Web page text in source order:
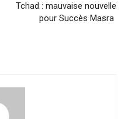
Tchad : mauvaise nouvelle
pour Succès Masra